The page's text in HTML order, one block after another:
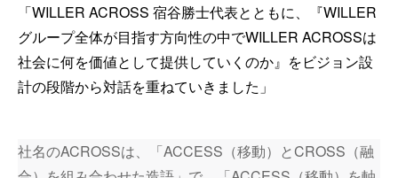
「WILLER ACROSS 宿谷勝士代表とともに、『WILLER
グループ全体が目指す方向性の中でWILLER ACROSSは
社会に何を価値として提供していくのか』をビジョン設
計の段階から対話を重ねていきました」
社名のACROSSは、「ACCESS（移動）とCROSS（融